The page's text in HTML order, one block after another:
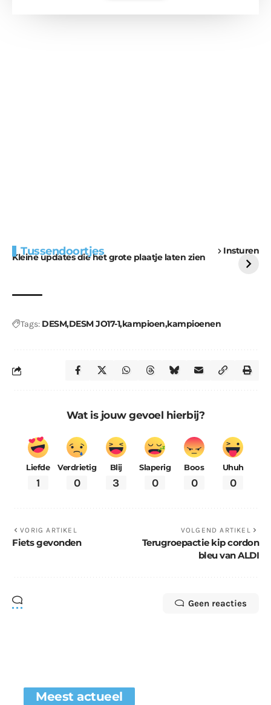
Tussendoortjes Insturen
Kleine updates die het grote plaatje laten zien
voor kabouters
uitdaging
Tags: DESMDESM JO17-1kampioen kampioenen
Wat is jouw gevoel hierbij?
Liefde
1
Verdrietig
0
Blij
3
Slaperig
0
Boos
0
Uhuh
0
VORIG ARTIKEL
Fiets gevonden
VOLGEND ARTIKEL
Terugroepactie kip cordon
bleu van ALDI
Geen reacties
Meest actueel